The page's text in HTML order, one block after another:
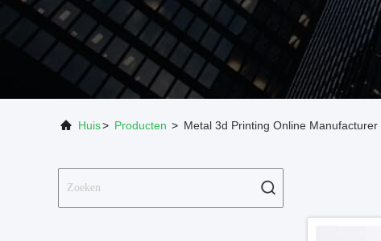
Huis> Producten > Metal 3d Printing Online Manufacturer